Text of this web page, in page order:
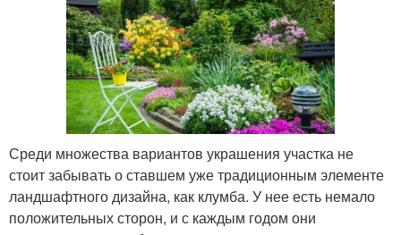
Среди множества вариантов украшения участка не
стоит забывать о ставшем уже традиционным элементе
ландшафтного дизайна, как клумба. У нее есть немало
положительных сторон, и с каждым годом они